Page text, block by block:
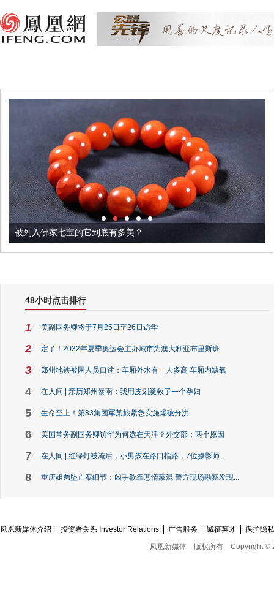
被列入佛家七宝的它到底有多美？
48小时点击排行
1 美副国务卿将于7月25日至26日访华
2 定了！2032年夏季奥运会主办城市为澳大利亚布里斯班
3 郑州地铁被困人员口述：车厢外水有一人多高 车厢内缺氧
4 在人间 | 亲历郑州暴雨：我用皮划艇救了一个孕妇
5 生命至上！第83集团军某旅紧急实施爆破分洪
6 美国常务副国务卿访华为何选在天津？外交部：两个原因
7 在人间 | 红绿灯被淹后，小男孩在路口指路，7位摄影师...
8 重庆姐弟坠亡案细节：凶手欲靠悲情蒙混 警方现场勘察发现...
凤凰新媒体介绍 投资者关系 Investor Relations 广告服务 诚征英才
保护隐
凤凰新媒体
版权所有 Copyright ©